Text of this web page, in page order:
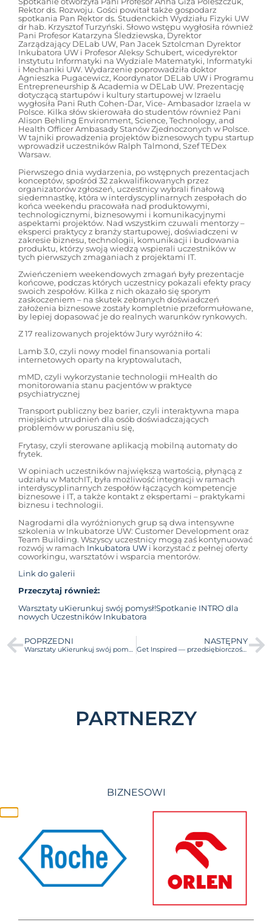
Rektor ds. Rozwoju. Gości powitał także gospodarz
spotkania Pan Rektor ds. Studenckich Wydziału Fizyki UW
dr hab. Krzysztof Turzyński. Słowo wstępu wygłosiła również
Pani Profesor Katarzyna Śledziewska, Dyrektor
Zarządzający DELab UW, Pan Jacek Sztolcman Dyrektor
Inkubatora UW i Profesor Aleksy Schubert, wicedyrektor
Instytutu Informatyki na Wydziale Matematyki, Informatyki
i Mechaniki UW. Wydarzenie poprowadziła doktor
Agnieszka Pugacewicz, Koordynator DELab UW i Programu
Entrepreneurship & Academia w DELab UW. Prezentację
dotyczącą startupów i kultury startupowej w Izraelu
wygłosiła Pani Ruth Cohen-Dar, Vice- Ambasador Izraela w
Polsce. Kilka słów skierowała do studentów również Pani
Alison Behling Environment, Science, Technology, and
Health Officer Ambasady Stanów Zjednoczonych w Polsce.
W tajniki prowadzenia projektów biznesowych typu startup
wprowadził uczestników Ralph Talmond, Szef TEDex
Warsaw.
Pierwszego dnia wydarzenia, po wstępnych prezentacjach
konceptów, spośród 32 zakwalifikowanych przez
organizatorów zgłoszeń, uczestnicy wybrali finałową
siedemnastkę, która w interdyscyplinarnych zespołach do
końca weekendu pracowała nad produktowymi,
technologicznymi, biznesowymi i komunikacyjnymi
aspektami projektów. Nad wszystkim czuwali mentorzy –
eksperci praktycy z branży startupowej, doświadczeni w
zakresie biznesu, technologii, komunikacji i budowania
produktu, którzy swoją wiedzą wspierali uczestników w
tych pierwszych zmaganiach z projektami IT.
Zwieńczeniem weekendowych zmagań były prezentacje
końcowe, podczas których uczestnicy pokazali efekty pracy
swoich zespołów. Kilka z nich okazało się sporym
zaskoczeniem – na skutek zebranych doświadczeń
założenia biznesowe zostały kompletnie przeformułowane,
by lepiej dopasować je do realnych warunków rynkowych.
Z 17 realizowanych projektów Jury wyróżniło 4:
Lamb 3.0, czyli nowy model finansowania portali
internetowych oparty na kryptowalutach,
mMD, czyli wykorzystanie technologii mHealth do
monitorowania stanu pacjentów w praktyce
psychiatrycznej
Transport publiczny bez barier, czyli interaktywna mapa
miejskich utrudnień dla osób doświadczających
problemów w poruszaniu się,
Frytasy, czyli sterowane aplikacją mobilną automaty do
frytek.
W opiniach uczestników największą wartością, płynącą z
udziału w MatchIT, była możliwość integracji w ramach
interdyscyplinarnych zespołów łączących kompetencje
biznesowe i IT, a także kontakt z ekspertami – praktykami
biznesu i technologii.
Nagrodami dla wyróżnionych grup są dwa intensywne
szkolenia w Inkubatorze UW: Customer Development oraz
Team Building. Wszyscy uczestnicy mogą zaś kontynuować
rozwój w ramach Inkubatora UW i korzystać z pełnej oferty
coworkingu, warsztatów i wsparcia mentorów.
Link do galerii
Przeczytaj również:
Warsztaty uKierunkuj swój pomysł!Spotkanie INTRO dla
nowych Uczestników Inkubatora
POPRZEDNI
Warsztaty uKierunkuj swój pomysł!
NASTĘPNY
Get Inspired — przedsiębiorczość niejedno ma imię!
PARTNERZY
BIZNESOWI